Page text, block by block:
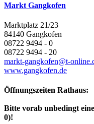
Markt Gangkofen
Marktplatz 21/23
84140 Gangkofen
08722 9494 - 0
08722 9494 - 20
markt-gangkofen@t-
www.gangkofen.de
Öffnungszeiten Rathaus:
Bitte vorab unbedingt
0)!